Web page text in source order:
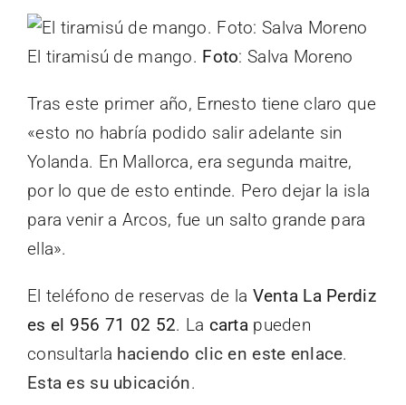
El tiramisú de mango. Foto: Salva Moreno
Tras este primer año, Ernesto tiene claro que
«esto no habría podido salir adelante sin
Yolanda. En Mallorca, era segunda maitre,
por lo que de esto entinde. Pero dejar la isla
para venir a Arcos, fue un salto grande para
ella».
El teléfono de reservas de la Venta La Perdiz
es el 956 71 02 52. La carta pueden
consultarla haciendo clic en este enlace.
Esta es su ubicación.